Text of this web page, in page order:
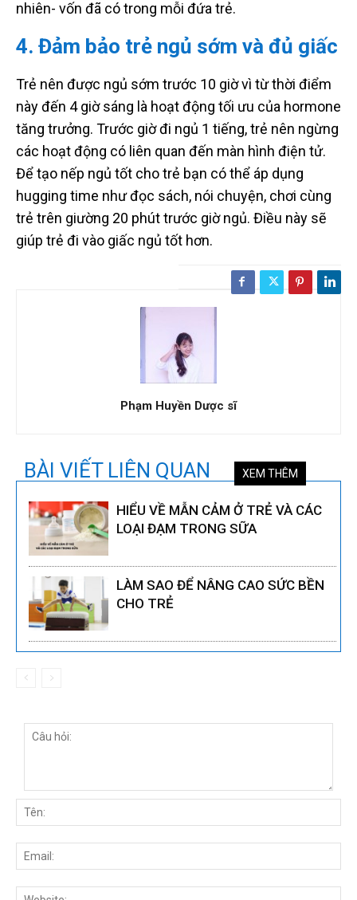
nhiên- vốn đã có trong mỗi đứa trẻ.
4. Đảm bảo trẻ ngủ sớm và đủ giấc
Trẻ nên được ngủ sớm trước 10 giờ vì từ thời điểm
này đến 4 giờ sáng là hoạt động tối ưu của hormone
tăng trưởng. Trước giờ đi ngủ 1 tiếng, trẻ nên ngừng
các hoạt động có liên quan đến màn hình điện tử.
Để tạo nếp ngủ tốt cho trẻ bạn có thể áp dụng
hugging time như đọc sách, nói chuyện, chơi cùng
trẻ trên giường 20 phút trước giờ ngủ. Điều này sẽ
giúp trẻ đi vào giấc ngủ tốt hơn.
Phạm Huyền Dược sĩ
BÀI VIẾT LIÊN QUAN XEM THÊM
HIỂU VỀ MẪN CẢM Ở TRẺ VÀ CÁC
LOẠI ĐẠM TRONG SỮA
LÀM SAO ĐỂ NÂNG CAO SỨC BỀN
CHO TRẺ